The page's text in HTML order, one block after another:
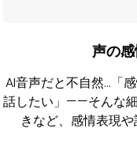
声の
AI音声だと不自然…「
話したい」——そんな
きなど、感情表現